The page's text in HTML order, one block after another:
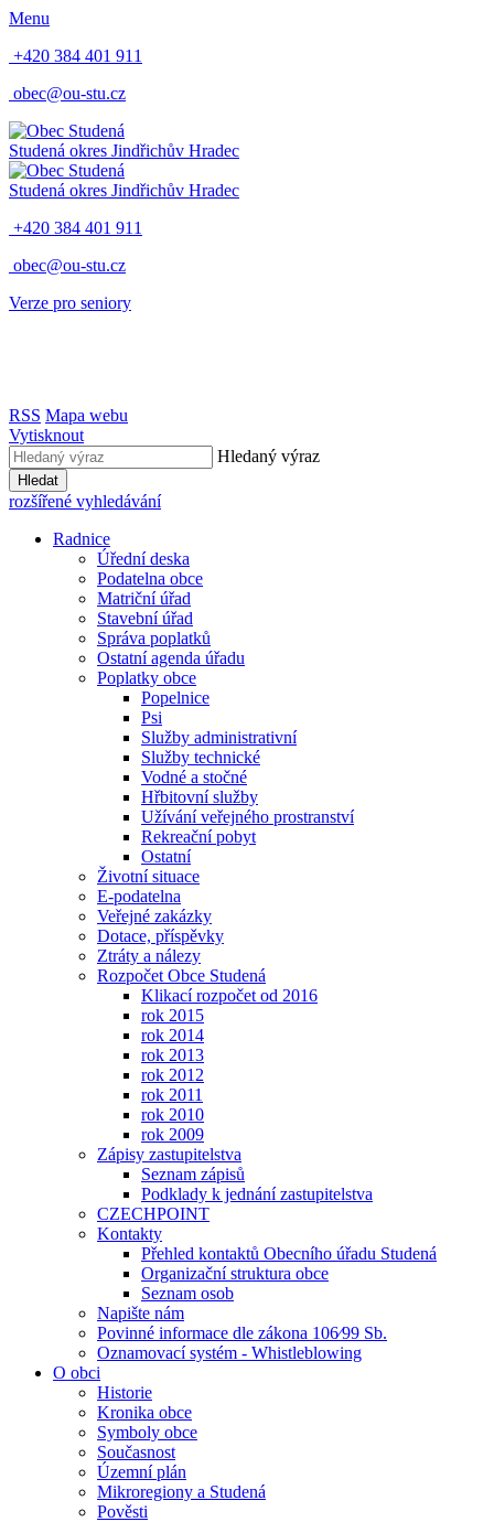
Menu
+420 384 401 911
obec@ou-stu.cz
Studená okres Jindřichův Hradec
Studená okres Jindřichův Hradec
+420 384 401 911
obec@ou-stu.cz
Verze pro seniory
RSS Mapa webu
Vytisknout
Hledaný výraz
Hledat
rozšířené vyhledávání
Radnice
Úřední deska
Podatelna obce
Matriční úřad
Stavební úřad
Správa poplatků
Ostatní agenda úřadu
Poplatky obce
Popelnice
Psi
Služby administrativní
Služby technické
Vodné a stočné
Hřbitovní služby
Užívání veřejného prostranství
Rekreační pobyt
Ostatní
Životní situace
E-podatelna
Veřejné zakázky
Dotace, příspěvky
Ztráty a nálezy
Rozpočet Obce Studená
Klikací rozpočet od 2016
rok 2015
rok 2014
rok 2013
rok 2012
rok 2011
rok 2010
rok 2009
Zápisy zastupitelstva
Seznam zápisů
Podklady k jednání zastupitelstva
CZECHPOINT
Kontakty
Přehled kontaktů Obecního úřadu Studená
Organizační struktura obce
Seznam osob
Napište nám
Povinné informace dle zákona 106⁄99 Sb.
Oznamovací systém - Whistleblowing
O obci
Historie
Kronika obce
Symboly obce
Současnost
Územní plán
Mikroregiony a Studená
Pověsti